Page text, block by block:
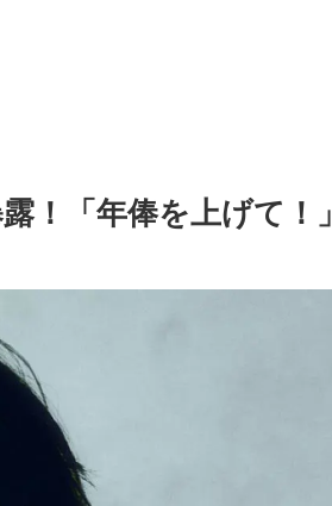
！「年俸を上げて！」